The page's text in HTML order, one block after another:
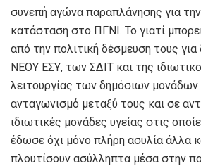
συνεπή αγώνα παραπλάνησης για
κατάσταση στο ΠΓΝΙ. Το γιατί
από την πολιτική δέσμευση τους για
ΝΕΟΥ ΕΣΥ, των ΣΔΙΤ και της
λειτουργίας των δημόσιων μονάδων
ανταγωνισμό μεταξύ τους και σε
ιδιωτικές μονάδες υγείας στις
έδωσε όχι μόνο πλήρη ασυλία άλλα
πλουτίσουν ασύλληπτα μέσα στην